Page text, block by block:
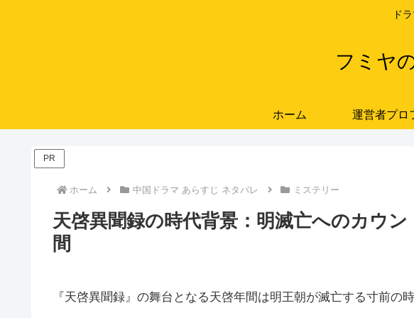
ド
フミヤ
ホーム
PR
ホーム 中国ドラマ あらすじ ネタバレ ミステリー
天啓異聞録の時代背景：明滅亡へのカウ
間
『天啓異聞録』の舞台となる天啓年間は明王朝が滅亡する寸前の時